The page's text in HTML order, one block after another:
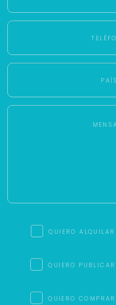
QUIERO
QUIERO
QUIERO